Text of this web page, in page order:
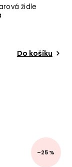
židle
Do košíku
–25 %